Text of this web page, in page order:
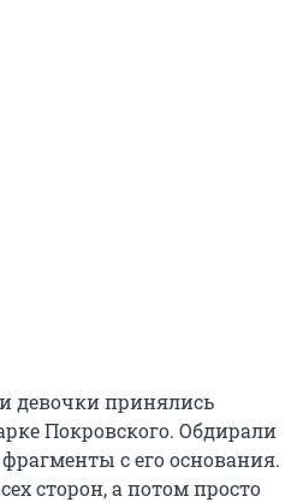
девочки принялись
Покровского. Обдирали
с его основания.
сторон, а потом просто